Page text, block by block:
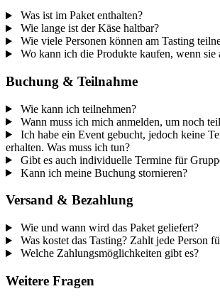
Was ist im Paket enthalten?
Wie lange ist der Käse haltbar?
Wie viele Personen können am Tasting
Wo kann ich die Produkte kaufen, wenn sie
Buchung & Teilnahme
Wie kann ich teilnehmen?
Wann muss ich mich anmelden, um noch
Ich habe ein Event gebucht, jedoch keine
erhalten. Was muss ich tun?
Gibt es auch individuelle Termine für
Kann ich meine Buchung stornieren?
Versand & Bezahlung
Wie und wann wird das Paket geliefert?
Was kostet das Tasting? Zahlt jede Person
Welche Zahlungsmöglichkeiten gibt es?
Weitere Fragen